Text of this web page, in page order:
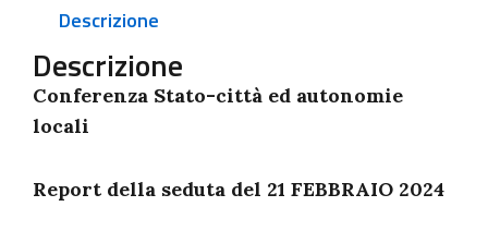
Descrizione
Descrizione
Conferenza Stato-città ed autonomie
locali
Report della seduta del 21 FEBBRAIO 2024